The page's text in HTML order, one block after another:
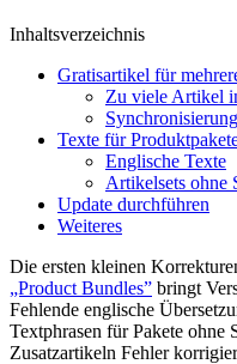
Inhaltsverzeichnis
Gratisartikel für
Zu viele Artikel
Texte für
Englische Texte
Artikelsets ohne
Update durchführen
Weiteres
Die ersten kleinen
„Product Bundles” bringt
Fehlende englische
Textphrasen für Pakete ohne
Zusatzartikeln Fehler